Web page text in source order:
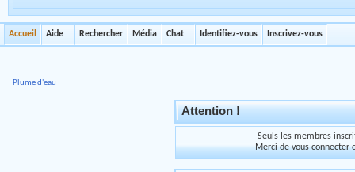
Accueil Aide Rechercher Média Chat Identifiez-vous Inscrivez-vous
Plume d'eau
Attention !
Seuls les membres
Merci de vous connecter